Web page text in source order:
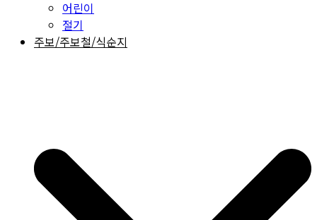
어린이
절기
주보/주보철/식순지